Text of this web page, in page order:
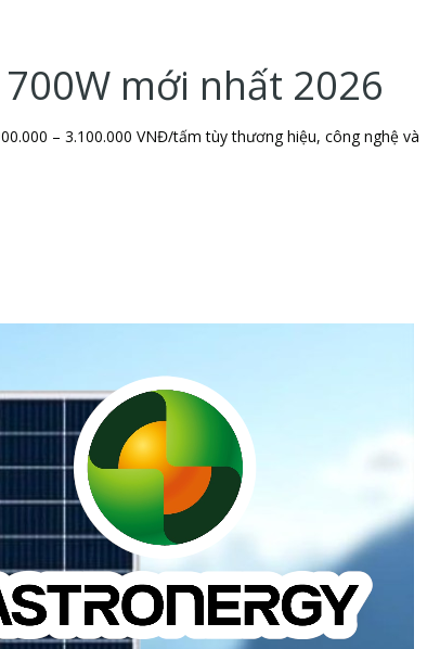
mới nhất 2026
– 3.100.000 VNĐ/tấm tùy thương hiệu, công nghệ và